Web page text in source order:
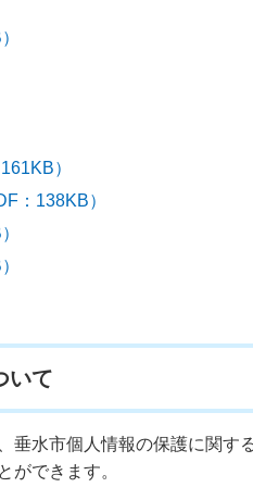
）
：138KB）
いて
垂水市個人情報の保護に関
ができます。